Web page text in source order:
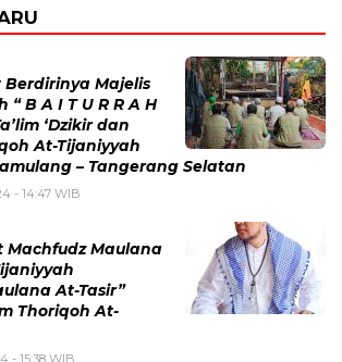
Majelis
B A I T U R R A H
‘Dzikir dan
At-Tijaniyyah
– Tangerang Selatan
- 14:47 WIB
Maulana
At-Tasir”
Thoriqoh At-